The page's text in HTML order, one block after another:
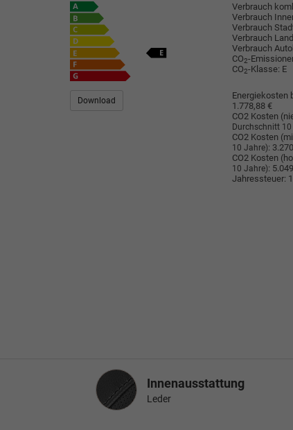
Verbrauch
Verbrauch
Verbrauch
Verbrauch
Verbrauch
CO2-
CO2-Klasse: E
Download
Energiekosten
1.778,88 €
CO2 Kosten
Durchschnitt
CO2 Kosten
10 Jahre):
CO2 Kosten
10 Jahre):
Jahressteuer:
InnenausstattungInnenausstattung
Leder